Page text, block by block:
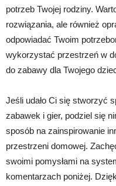
potrzeb Twojej rodziny.
rozwiązania, ale również
odpowiadać Twoim
wykorzystać przestrzeń w
do zabawy dla Twojego
Jeśli udało Ci się stworzyć
zabawek i gier, podziel się
sposób na zainspirowanie
przestrzeni domowej.
swoimi pomysłami na
komentarzach poniżej.